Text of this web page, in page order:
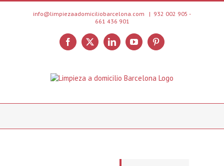
Skip
info@limpiezaadomiciliobarcelona.com | 932 002 905 -
661 436 901
Facebook
X LinkedInYouTubePinterest